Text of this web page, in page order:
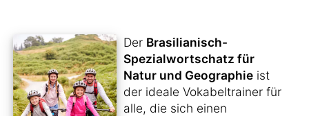
Der Brasilianisch-
Spezialwortschatz für
Natur und Geographie ist
der ideale Vokabeltrainer für
alle, die sich einen